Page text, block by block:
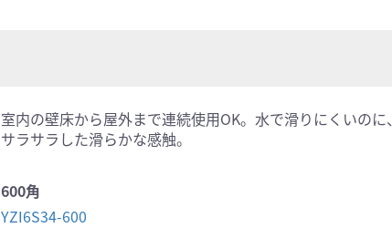
室内の壁床から屋外まで連続使用OK。水で滑りにくいのに、
サラサラした滑らかな感触。
600角
YZI6S34-600